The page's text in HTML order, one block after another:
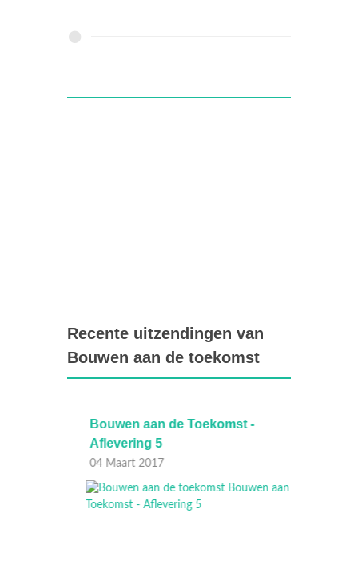
Recente uitzendingen van
Bouwen aan de toekomst
Bouwen aan de Toekomst -
Aflevering 5
04 Maart 2017